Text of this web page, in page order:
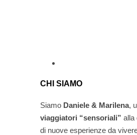
CHI SIAMO
Siamo Daniele & Marilena,
viaggiatori “sensoriali” alla
di nuove esperienze da